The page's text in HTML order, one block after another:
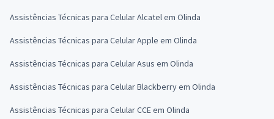
Assistências Técnicas para Celular Alcatel em Olinda
Assistências Técnicas para Celular Apple em Olinda
Assistências Técnicas para Celular Asus em Olinda
Assistências Técnicas para Celular Blackberry em Olinda
Assistências Técnicas para Celular CCE em Olinda